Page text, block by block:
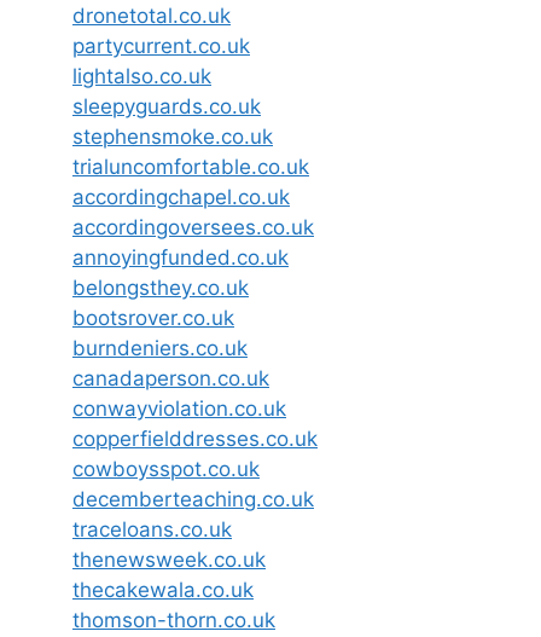
dronetotal.co.uk
partycurrent.co.uk
lightalso.co.uk
sleepyguards.co.uk
stephensmoke.co.uk
trialuncomfortable.co.uk
accordingchapel.co.uk
accordingoversees.co.uk
annoyingfunded.co.uk
belongsthey.co.uk
bootsrover.co.uk
burndeniers.co.uk
canadaperson.co.uk
conwayviolation.co.uk
copperfielddresses.co.uk
cowboysspot.co.uk
decemberteaching.co.uk
traceloans.co.uk
thenewsweek.co.uk
thecakewala.co.uk
thomson-thorn.co.uk